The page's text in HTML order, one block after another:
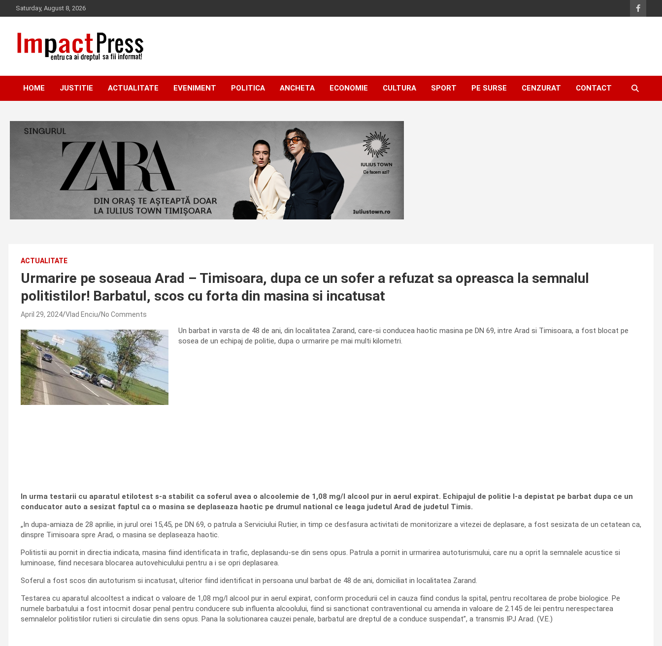
to
Saturday, August 8, 2026
IMPACTPRESS
HOME JUSTITIE ACTUALITATE EVENIMENT POLITICA ANCHETA ECONOMIE CULTURA SPORT PE SURSE CENZURAT CONTACT
ACTUALITATE
Urmarire pe soseaua Arad – Timisoara, dupa ce un sofer a refuzat sa opreasca la semnalul
politistilor! Barbatul, scos cu forta din masina si incatusat
April 29, 2024 Vlad Enciu No Comments
Un barbat in varsta de 48 de ani, din localitatea Zarand, care-si conducea haotic masina pe DN 69, intre Arad si Timisoara, a fost blocat pe
sosea de un echipaj de politie, dupa o urmarire pe mai multi kilometri.
In urma testarii cu aparatul etilotest s-a stabilit ca soferul avea o alcoolemie de 1,08 mg/l alcool pur in aerul expirat. Echipajul de politie l-a depistat pe barbat dupa ce un
conducator auto a sesizat faptul ca o masina se deplaseaza haotic pe drumul national ce leaga judetul Arad de judetul Timis.
„In dupa-amiaza de 28 aprilie, in jurul orei 15,45, pe DN 69, o patrula a Serviciului Rutier, in timp ce desfasura activitati de monitorizare a vitezei de deplasare, a fost sesizata de un cetatean ca,
dinspre Timisoara spre Arad, o masina se deplaseaza haotic.
Politistii au pornit in directia indicata, masina fiind identificata in trafic, deplasandu-se din sens opus. Patrula a pornit in urmarirea autoturismului, care nu a oprit la semnalele acustice si
luminoase, fiind necesara blocarea autovehiculului pentru a i se opri deplasarea.
Soferul a fost scos din autoturism si incatusat, ulterior fiind identificat in persoana unul barbat de 48 de ani, domiciliat in localitatea Zarand.
Testarea cu aparatul alcooltest a indicat o valoare de 1,08 mg/l alcool pur in aerul expirat, conform procedurii cel in cauza fiind condus la spital, pentru recoltarea de probe biologice. Pe
numele barbatului a fost intocmit dosar penal pentru conducere sub influenta alcoolului, fiind si sanctionat contraventional cu amenda in valoare de 2.145 de lei pentru nerespectarea
semnalelor politistilor rutieri si circulatie din sens opus. Pana la solutionarea cauzei penale, barbatul are dreptul de a conduce suspendat”, a transmis IPJ Arad. (V.E.)